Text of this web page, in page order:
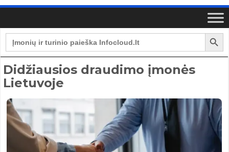
Search
for:
Search Button
Didžiausios draudimo įmonės
Lietuvoje